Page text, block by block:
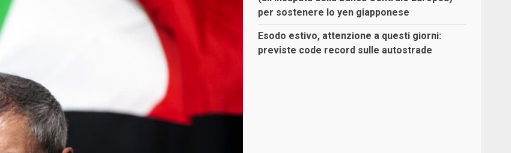
per sostenere lo yen giapponese
Esodo estivo, attenzione a questi giorni:
previste code record sulle autostrade